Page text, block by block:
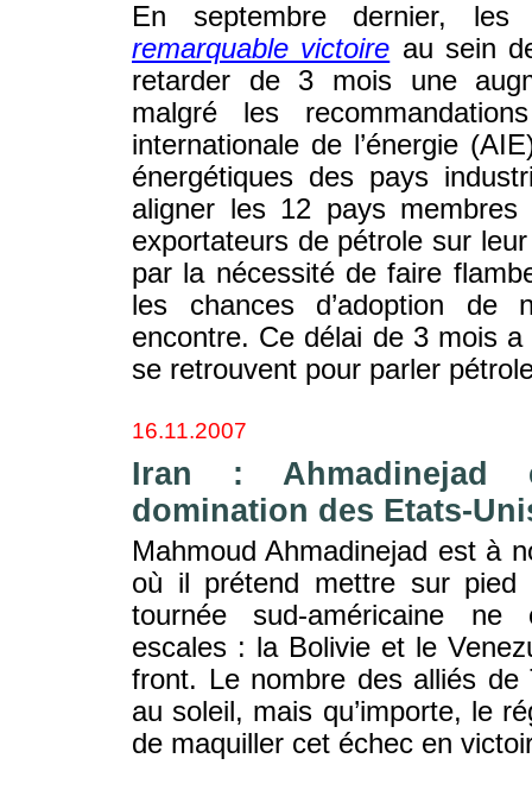
En septembre dernier,
remarquable victoire au sein
retarder de 3 mois une
malgré les
internationale de l’énergie
énergétiques des pays
aligner les 12 pays membres
exportateurs de pétrole sur
par la nécessité de faire
les chances d’adoption de
encontre. Ce délai de 3 mois
se retrouvent pour parler
16.11.2007
Iran :
domination des Etats-
Mahmoud Ahmadinejad est à
où il prétend mettre sur pied
tournée sud-américaine
escales : la Bolivie et le
front. Le nombre des alliés de
au soleil, mais qu’importe, le
de maquiller cet échec en